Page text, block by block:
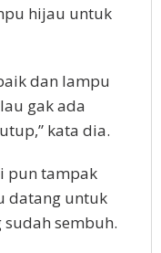
hijau untuk
dan lampu
gak ada
kata dia.
pun tampak
datang untuk
sembuh.